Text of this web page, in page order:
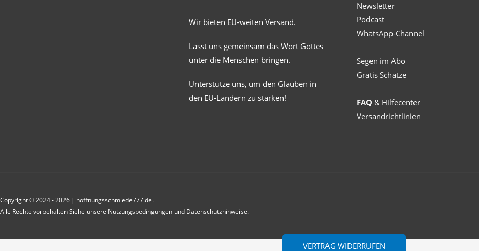
Wir bieten EU-weiten Versand.
Lasst uns gemeinsam das Wort Gottes
unter die Menschen bringen.
Unterstütze uns, um den Glauben in
den EU-Ländern zu stärken!
Newsletter
Podcast
WhatsApp-Channel
Segen im Abo
Gratis Schätze
FAQ & Hilfecenter
Versandrichtlinien
Copyright © 2024 - 2026 | hoffnungsschmiede777.de.
Alle Rechte vorbehalten Siehe unsere Nutzungsbedingungen und Datenschutzhinweise.
VERTRAG WIDERRUFEN